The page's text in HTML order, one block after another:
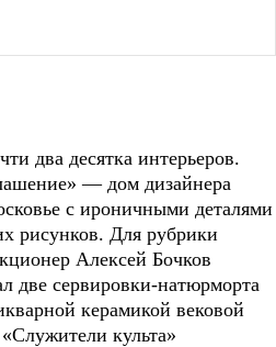
два десятка интерьеров.
— дом дизайнера
с ироничными деталями
рисунков. Для рубрики
Алексей Бочков
две сервировки-натюрморта
керамикой вековой
культа»